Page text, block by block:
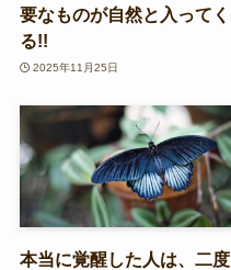
要なものが自然と入ってく
る!!
2025年11月25日
本当に覚醒した人は、二度